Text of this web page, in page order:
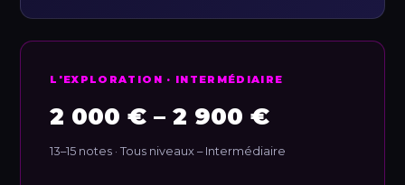
L'EXPLORATION · INTERMÉDIAIRE
2 000 € – 2 900 €
13–15 notes · Tous niveaux – Intermédiaire